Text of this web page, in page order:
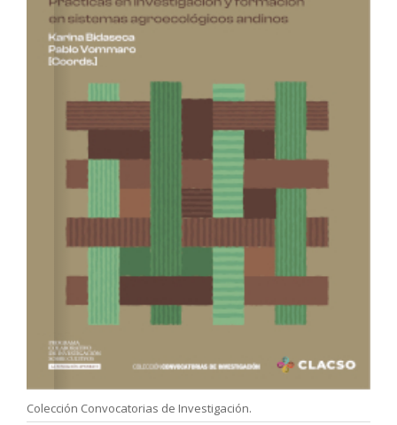
Colección Convocatorias de Investigación.